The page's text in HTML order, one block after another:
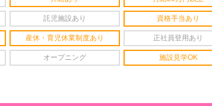
託児施設あり 資格手当あり
産休・育児休業制度あり 正社員登用あり
オープニング 施設見学OK